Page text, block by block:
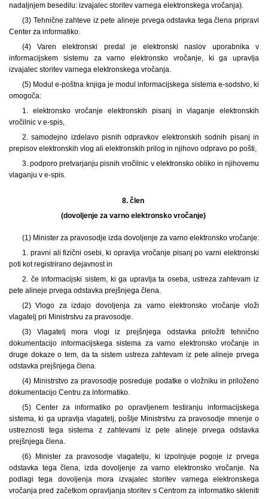
nadaljnjem besedilu: izvajalec storitev varnega elektronskega vročanja).
(3) Tehnične zahteve iz pete alineje prvega odstavka tega člena pripravi
Center za informatiko.
(4) Varen elektronski predal je elektronski naslov uporabnika v
informacijskem sistemu za varno elektronsko vročanje, ki ga upravlja
izvajalec storitev varnega elektronskega vročanja.
(5) Modul e-poštna knjiga je modul informacijskega sistema e-sodstvo, ki
omogoča:
1. elektronsko vročanje elektronskih pisanj in vlaganje elektronskih
vročilnic v e-spis,
2. samodejno izdelavo pisnih odpravkov elektronskih sodnih pisanj in
prepisov elektronskih vlog ali elektronskih prilog in njihovo odpravo po pošti,
3. podporo pretvarjanju pisnih vročilnic v elektronsko obliko in njihovemu
vlaganju v e-spis.
8. člen
(dovoljenje za varno elektronsko vročanje)
(1) Minister za pravosodje izda dovoljenje za varno elektronsko vročanje:
1. pravni ali fizični osebi, ki opravlja vročanje pisanj po varni elektronski
poti kot registrirano dejavnost in
2. če informacijski sistem, ki ga upravlja ta oseba, ustreza zahtevam iz
pete alineje prvega odstavka prejšnjega člena.
(2) Vlogo za izdajo dovoljenja za varno elektronsko vročanje vloži
vlagatelj pri Ministrstvu za pravosodje.
(3) Vlagatelj mora vlogi iz prejšnjega odstavka priložiti tehnično
dokumentacijo informacijskega sistema za varno elektronsko vročanje in
druge dokaze o tem, da ta sistem ustreza zahtevam iz pete alineje prvega
odstavka prejšnjega člena.
(4) Ministrstvo za pravosodje posreduje podatke o vložniku in priloženo
dokumentacijo Centru za informatiko.
(5) Center za informatiko po opravljenem testiranju informacijskega
sistema, ki ga upravlja vlagatelj, pošlje Ministrstvu za pravosodje mnenje o
ustreznosti tega sistema z zahtevami iz pete alineje prvega odstavka
prejšnjega člena.
(6) Minister za pravosodje vlagatelju, ki izpolnjuje pogoje iz prvega
odstavka tega člena, izda dovoljenje za varno elektronsko vročanje. Na
podlagi tega dovoljenja mora izvajalec storitev varnega elektronskega
vročanja pred začetkom opravljanja storitev s Centrom za informatiko skleniti